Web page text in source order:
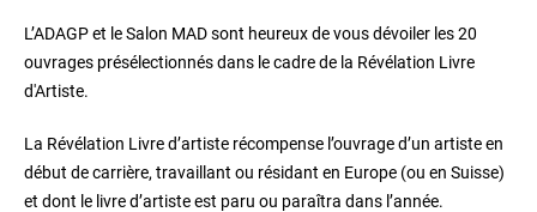
L’ADAGP et le Salon MAD sont heureux de vous dévoiler les 20
ouvrages présélectionnés dans le cadre de la Révélation Livre
d'Artiste.
La Révélation Livre d’artiste récompense l’ouvrage d’un artiste en
début de carrière, travaillant ou résidant en Europe (ou en Suisse)
et dont le livre d’artiste est paru ou paraîtra dans l’année.